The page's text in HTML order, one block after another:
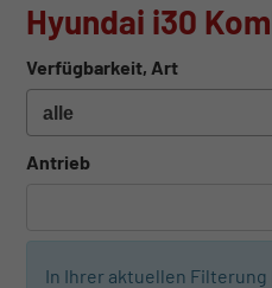
Hyundai i30
Verfügbarkeit, Art
Antrieb
In Ihrer aktuellen